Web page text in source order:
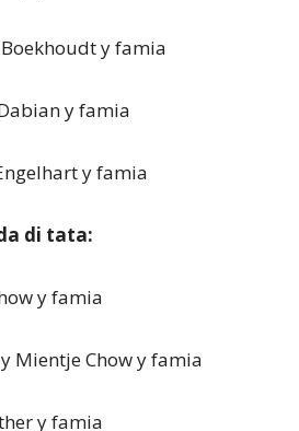
y famia
y famia
y famia
di tata:
y famia
Mientje Chow y famia
y famia